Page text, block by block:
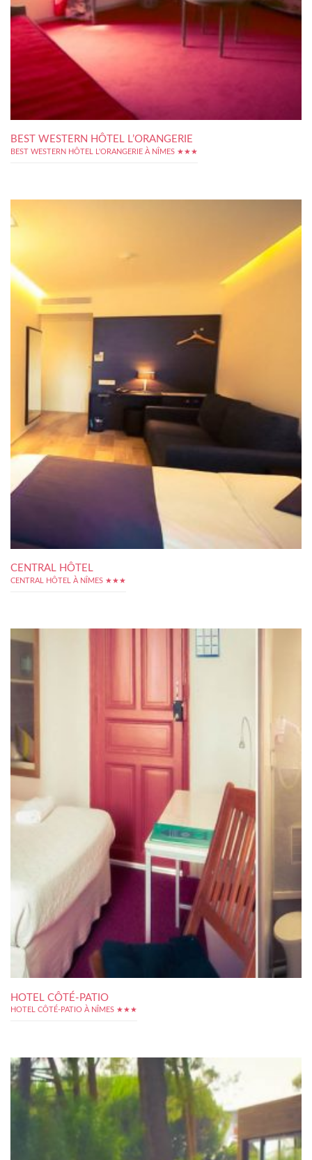
BEST WESTERN HÔTEL L’ORANGERIE
BEST WESTERN HÔTEL L'ORANGERIE À NÎMES ★★★
CENTRAL HÔTEL
CENTRAL HÔTEL À NÎMES ★★★
HOTEL CÔTÉ-PATIO
HOTEL CÔTÉ-PATIO À NÎMES ★★★